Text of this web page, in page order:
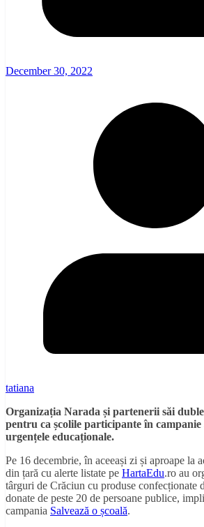
December 30, 2022
tatiana
Organizația Narada și partenerii săi
pentru ca școlile participante în campanie
urgențele educaționale.
Pe 16 decembrie, în aceeași zi și aproape la
din țară cu alerte listate pe HartaEdu.ro au
târguri de Crăciun cu produse confecționate
donate de peste 20 de persoane publice,
campania Salvează o școală.